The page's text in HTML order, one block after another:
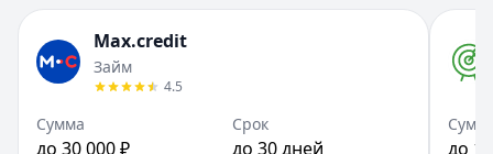
Max.credit
Займ
4.5
Сумма
до 30 000 ₽
Срок
до 30 дней до